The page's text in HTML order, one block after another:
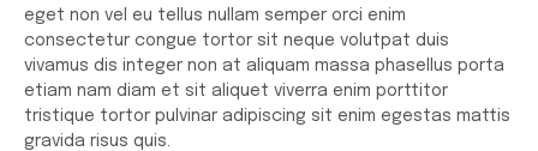
eget non vel eu tellus nullam semper orci enim
consectetur congue tortor sit neque volutpat duis
vivamus dis integer non at aliquam massa phasellus porta
etiam nam diam et sit aliquet viverra enim porttitor
tristique tortor pulvinar adipiscing sit enim egestas mattis
gravida risus quis.